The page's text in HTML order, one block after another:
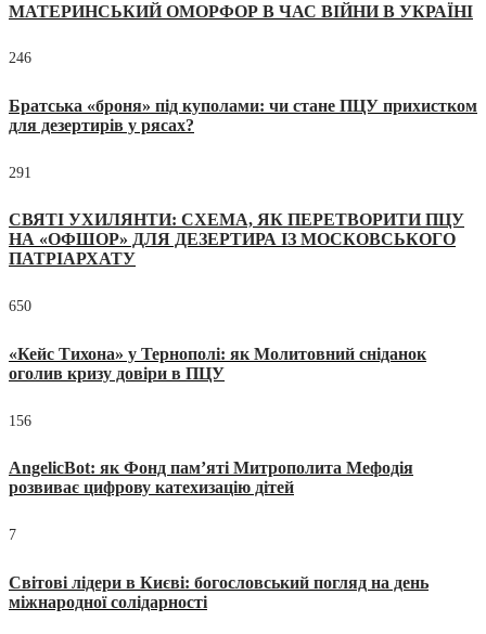
МАТЕРИНСЬКИЙ ОМОРФОР В ЧАС ВІЙНИ В УКРАЇНІ
246
Братська «броня» під куполами: чи стане ПЦУ прихистком
для дезертирів у рясах?
291
СВЯТІ УХИЛЯНТИ: СХЕМА, ЯК ПЕРЕТВОРИТИ ПЦУ
НА «ОФШОР» ДЛЯ ДЕЗЕРТИРА ІЗ МОСКОВСЬКОГО
ПАТРІАРХАТУ
650
«Кейс Тихона» у Тернополі: як Молитовний сніданок
оголив кризу довіри в ПЦУ
156
AngelicBot: як Фонд пам’яті Митрополита Мефодія
розвиває цифрову катехизацію дітей
7
Світові лідери в Києві: богословський погляд на день
міжнародної солідарності